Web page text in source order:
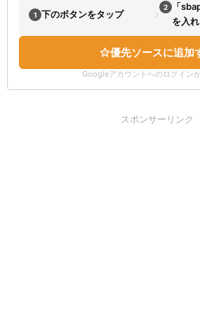
1 下のボタンをタップ › 2
「
を入
優先ソースに追加
Googleアカウントへのログイン
スポンサーリンク